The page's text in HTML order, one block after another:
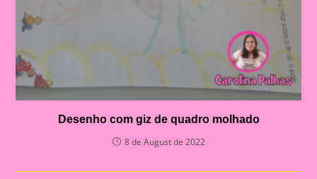
Desenho com giz de quadro molhado
8 de August de 2022